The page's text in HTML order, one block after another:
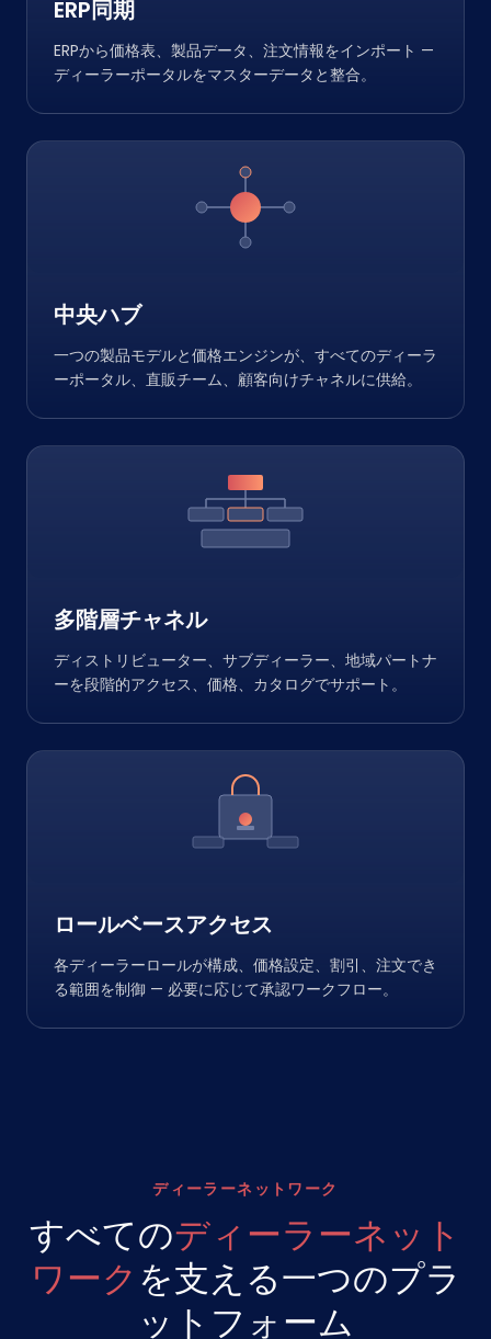
ERP同期
ERPから価格表、製品データ、注文情報をインポート —
ディーラーポータルをマスターデータと整合。
中央ハブ
一つの製品モデルと価格エンジンが、すべてのディーラ
ーポータル、直販チーム、顧客向けチャネルに供給。
多階層チャネル
ディストリビューター、サブディーラー、地域パートナ
ーを段階的アクセス、価格、カタログでサポート。
ロールベースアクセス
各ディーラーロールが構成、価格設定、割引、注文でき
る範囲を制御 — 必要に応じて承認ワークフロー。
ディーラーネットワーク
すべてのディーラーネット
ワーク を支える一つのプラ
ットフォーム